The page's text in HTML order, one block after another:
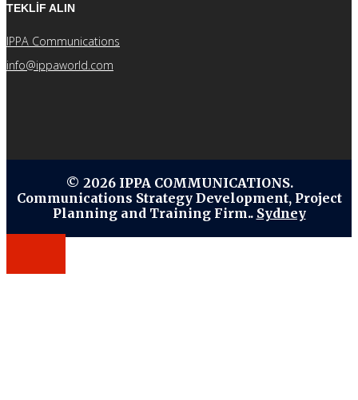
TEKLİF ALIN
IPPA Communications
info@ippaworld.com
© 2026 IPPA COMMUNICATIONS.
Communications Strategy Development, Project
Planning and Training Firm.. Sydney